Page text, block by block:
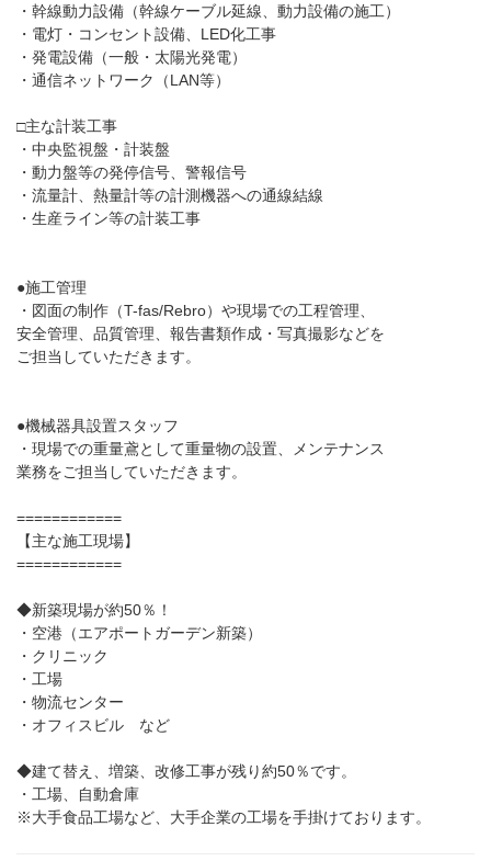
・幹線動力設備（幹線ケーブル延線、動力設備の施工）
・電灯・コンセント設備、LED化工事
・発電設備（一般・太陽光発電）
・通信ネットワーク（LAN等）
□主な計装工事
・中央監視盤・計装盤
・動力盤等の発停信号、警報信号
・流量計、熱量計等の計測機器への通線結線
・生産ライン等の計装工事
●施工管理
・図面の制作（T-fas/Rebro）や現場での工程管理、
安全管理、品質管理、報告書類作成・写真撮影などを
ご担当していただきます。
●機械器具設置スタッフ
・現場での重量鳶として重量物の設置、メンテナンス
業務をご担当していただきます。
============
【主な施工現場】
============
◆新築現場が約50％！
・空港（エアポートガーデン新築）
・クリニック
・工場
・物流センター
・オフィスビル など
◆建て替え、増築、改修工事が残り約50％です。
・工場、自動倉庫
※大手食品工場など、大手企業の工場を手掛けております。